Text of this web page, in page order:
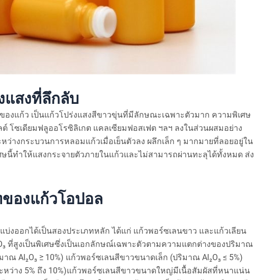
แสงที่ลึกลับ
องแก้ว เป็นแก้วโปร่งแสงสีขาวขุ่นที่มีลักษณะเฉพาะตัวมาก ความพิเศษ
โซเดียมฟลูออโรซิลิเกต แคลเซียมฟอสเฟต ฯลฯ ลงในส่วนผสมอย่าง
างกระบวนการหลอมแก้วเมื่อเย็นตัวลง ผลึกเล็ก ๆ มากมายที่ลอยอยู่ใน
นี้ทำให้แสงกระจายตัวภายในแก้วและไม่สามารถผ่านทะลุได้ทั้งหมด ส่ง
องแก้วโอปอล
งออกได้เป็นสองประเภทหลัก ได้แก่ แก้วพอร์ซเลนขาว และแก้วเลียน
ที่สูงเป็นพิเศษซึ่งเป็นเอกลักษณ์เฉพาะตัวตามความแตกต่างของปริมาณ
Al₂O₃ ≥ 10%) แก้วพอร์ซเลนสีขาวขนาดเล็ก (ปริมาณ Al₂O₃ ≤ 5%)
ว่าง 5% ถึง 10%)แก้วพอร์ซเลนสีขาวขนาดใหญ่มีเนื้อสัมผัสที่หนาแน่น